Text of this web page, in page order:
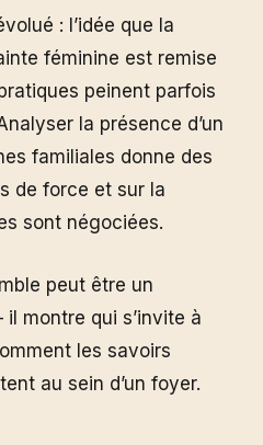
: l’idée que la
féminine est remise
peinent parfois
la présence d’un
familiales donne des
de force et sur la
sont négociées.
peut être un
montre qui s’invite à
les savoirs
au sein d’un foyer.